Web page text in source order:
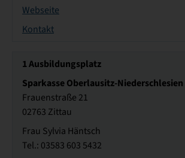
Webseite
Kontakt
1Ausbildungsplatz
Sparkasse Oberlausitz-Niederschlesien
Frauenstraße 21
02763 Zittau
Frau Sylvia Häntsch
Tel.: 03583 603 5432